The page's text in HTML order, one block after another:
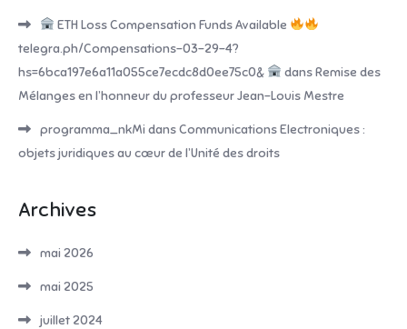
ETH Loss Compensation Funds Available
telegra.ph/Compensations-03-29-4?
hs=6bca197e6a11a055ce7ecdc8d0ee75c0&
dansRemise des
Mélanges en l’honneur du professeur Jean-Louis Mestre
programma_nkMi dansCommunications Electroniques :
objets juridiques au cœur de l’Unité des droits
Archives
mai 2026
mai 2025
juillet 2024